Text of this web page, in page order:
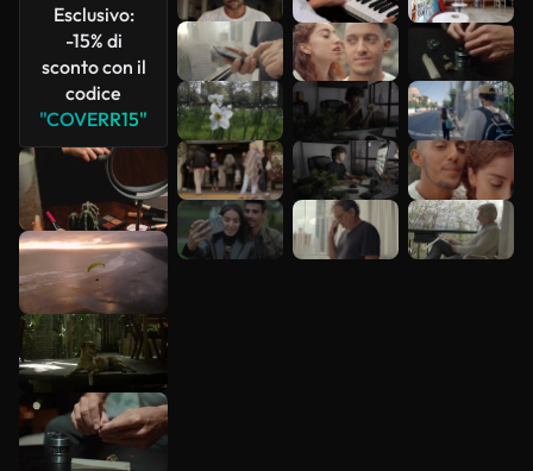
Esclusivo:
-15% di
sconto con il
codice
"COVERR15"